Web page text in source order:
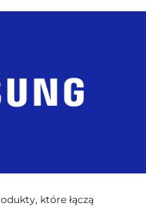
które łączą